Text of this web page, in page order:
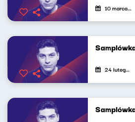
10 marca 2025
24 lutego 2025